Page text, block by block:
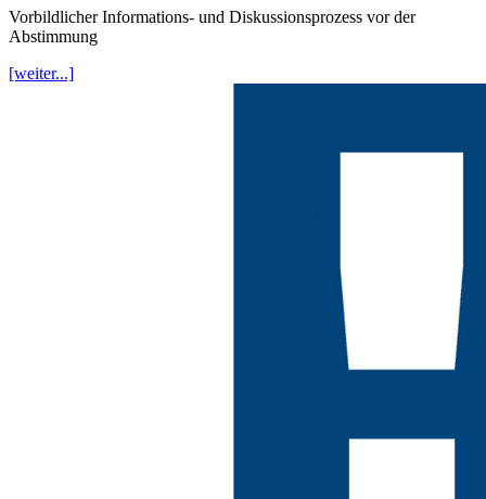
Vorbildlicher Informations- und Diskussionsprozess vor der
Abstimmung
[weiter...]